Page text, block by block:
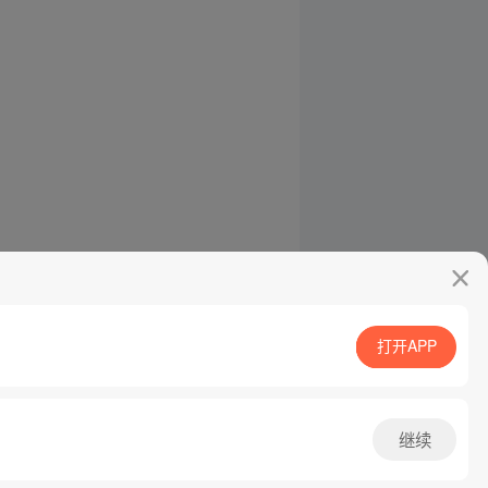
打开APP
继续